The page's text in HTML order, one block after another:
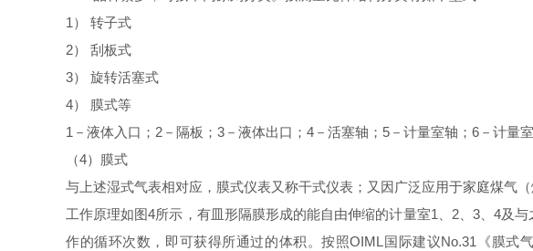
1 ） 转子式
2） 刮板式
3） 旋转活塞式
4） 膜式等
1 －液体入口； 2 －隔板； 3 －液体出口； 4 －活塞轴； 5 －计量室轴； 6 －计量室
（4）膜式
与上述湿式气表相对应，膜式仪表又称干式仪表；又因广泛应用于家庭煤气
工作原理如图4所示，有皿形隔膜形成的能自由伸缩的计量室1 2、 3、4及
作的循环次数，即可获得所通过的体积。按照OIML国际建议No.31 《膜式